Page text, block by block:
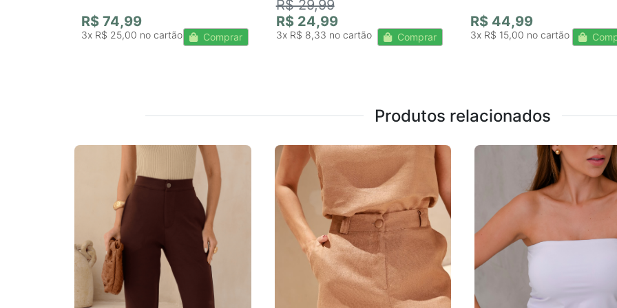
R$ 74,99
3x R$ 25,00 Comprar
R$ 29,99
R$ 24,99
3x R$ 8,33 Comprar
R$ 44,99
3x R$ 15,00
Produtos relacionados